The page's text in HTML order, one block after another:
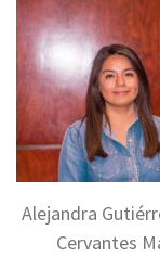
Alejandra
Cervantes